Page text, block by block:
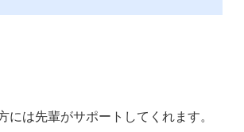
は先輩がサポートしてくれます。